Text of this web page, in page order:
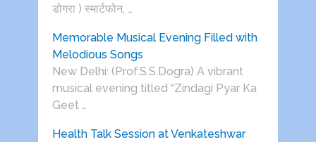
डोगरा ) स्मार्टफोन, …
Memorable Musical Evening Filled with
Melodious Songs
New Delhi: (Prof.S.S.Dogra) A vibrant
musical evening titled “Zindagi Pyar Ka
Geet …
Health Talk Session at Venkateshwar